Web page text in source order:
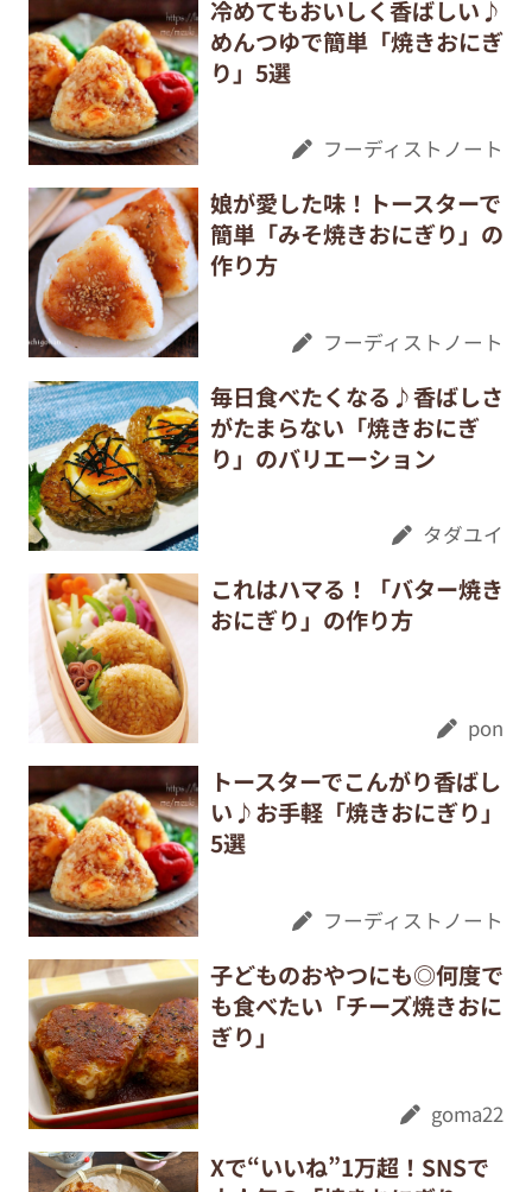
冷めてもおいしく香ばしい♪
めんつゆで簡単「焼きおにぎ
り」5選
フーディストノート
娘が愛した味！トースターで
簡単「みそ焼きおにぎり」の
作り方
フーディストノート
毎日食べたくなる♪香ばしさ
がたまらない「焼きおにぎ
り」のバリエーション
タダユイ
これはハマる！「バター焼き
おにぎり」の作り方
pon
トースターでこんがり香ばし
い♪お手軽「焼きおにぎり」
5選
フーディストノート
子どものおやつにも◎何度で
も食べたい「チーズ焼きおに
ぎり」
goma22
Xで“いいね”1万超！SNSで